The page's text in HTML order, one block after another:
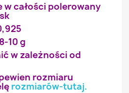
całości polerowany
10 g
w zależności od
rozmiaru
rozmiarów-tutaj.